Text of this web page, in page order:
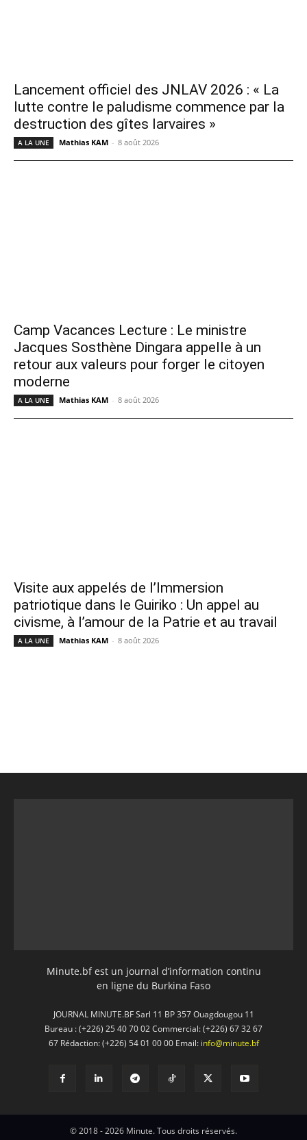
Lancement officiel des JNLAV 2026 : « La
lutte contre le paludisme commence par la
destruction des gîtes larvaires »
A LA UNE Mathias KAM - 8 août 2026
Camp Vacances Lecture : Le ministre
Jacques Sosthène Dingara appelle à un
retour aux valeurs pour forger le citoyen
moderne
A LA UNE Mathias KAM - 8 août 2026
Visite aux appelés de l’Immersion
patriotique dans le Guiriko : Un appel au
civisme, à l’amour de la Patrie et au travail
A LA UNE Mathias KAM - 8 août 2026
Minute.bf est un journal d’information continu
en ligne du Burkina Faso
JOURNAL MINUTE.BF Sarl 11 BP 357 Ouagdougou 11
Bureau : (+226) 25 40 70 02 Commercial: (+226) 67 32 67
67 Rédaction: (+226) 54 01 00 00 Email: info@minute.bf
© 2018 - 2026 Minute. Tous droits réservés.